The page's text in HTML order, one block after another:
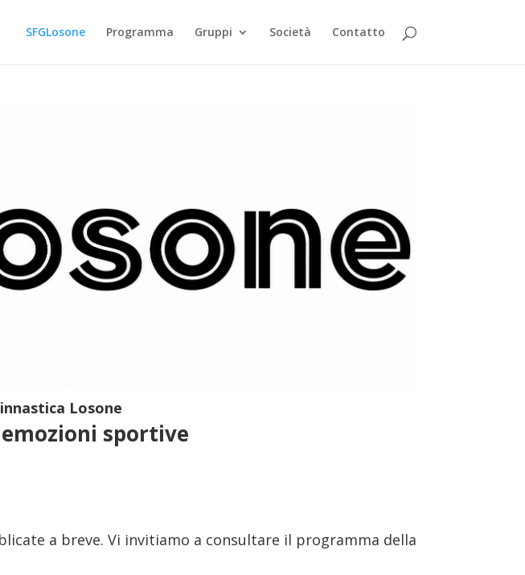
SFGLosone Programma Gruppi Società Contatto
Losone
sportive
a breve. Vi invitiamo a consultare il programma della